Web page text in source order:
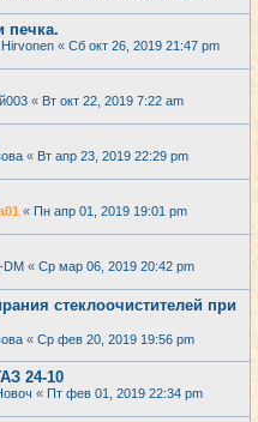
печка.
Hirvonen « Сб окт 26, 2019 21:47 pm
« Вт окт 22, 2019 7:22 am
« Вт апр 23, 2019 22:29 pm
« Пн апр 01, 2019 19:01 pm
DM « Ср мар 06, 2019 20:42 pm
стеклоочистителей при
« Ср фев 20, 2019 19:56 pm
24-10
« Пт фев 01, 2019 22:34 pm